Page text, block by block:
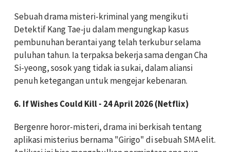
Sebuah drama misteri-kriminal yang mengikuti
Detektif Kang Tae-ju dalam mengungkap kasus
pembunuhan berantai yang telah terkubur selama
puluhan tahun. Ia terpaksa bekerja sama dengan Cha
Si-yeong, sosok yang tidak ia sukai, dalam aliansi
penuh ketegangan untuk mengejar kebenaran.
6. If Wishes Could Kill - 24 April 2026 (Netflix)
Bergenre horor-misteri, drama ini berkisah tentang
aplikasi misterius bernama "Girigo" di sebuah SMA elit.